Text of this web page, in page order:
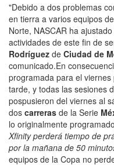
"Debido a dos problemas
en tierra a varios equipos de
Norte, NASCAR ha
actividades de este fin de
Rodríguez de Ciudad de
comunicado.En
programada para el
tarde, y todas las sesiones
pospusieron del viernes al
dos carreras de la Serie
lo originalmente
Xfinity perderá tiempo de
por la mañana de 50
equipos de la Copa no